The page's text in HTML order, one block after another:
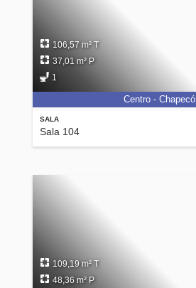
SALA
Sala 104
106,57 m² T
37,01 m² P
1
Centro - Chapecó
109,19 m² T
48,36 m² P